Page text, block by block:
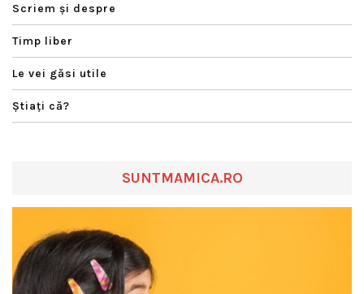
Scriem şi despre
Timp liber
Le vei găsi utile
Ştiaţi că?
SUNTMAMICA.RO